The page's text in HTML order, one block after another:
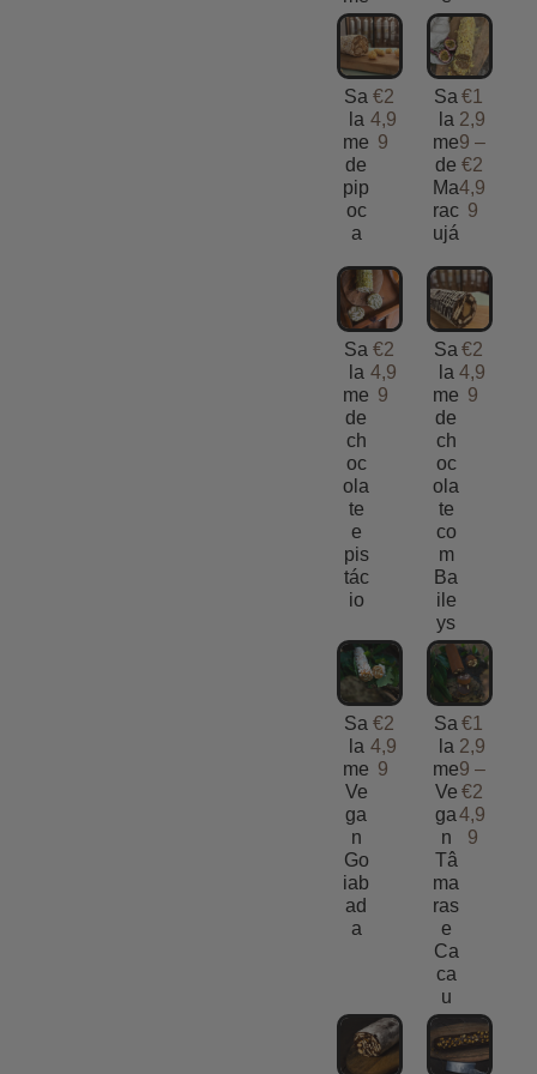
Sa
la
me
de
pip
oc
a
€2
4,9
9
Sa
la
me
de
Ma
rac
ujá
€1
2,9
9 –
€2
4,9
9
Sa
la
me
de
ch
oc
ola
te
e
pis
tác
io
€2
4,9
9
Sa
la
me
de
ch
oc
ola
te
co
m
Ba
ile
ys
€2
4,9
9
Sa
la
me
Ve
ga
n
Go
iab
ad
a
€2
4,9
9
Sa
la
me
Ve
ga
n
Tâ
ma
ras
e
Ca
ca
u
€1
2,9
9 –
€2
4,9
9